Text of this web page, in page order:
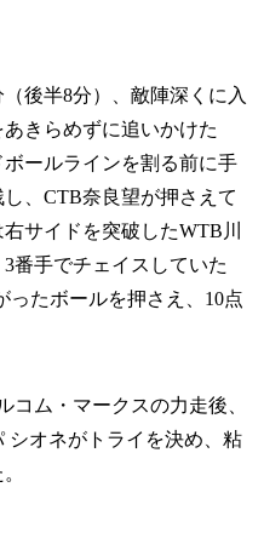
後半8分）、敵陣深くに入
きらめずに追いかけた
ールラインを割る前に手
、CTB奈良望が押さえて
サイドを突破したWTB川
番手でチェイスしていた
ったボールを押さえ、10点
ム・マークスの力走後、
シオネがトライを決め、粘